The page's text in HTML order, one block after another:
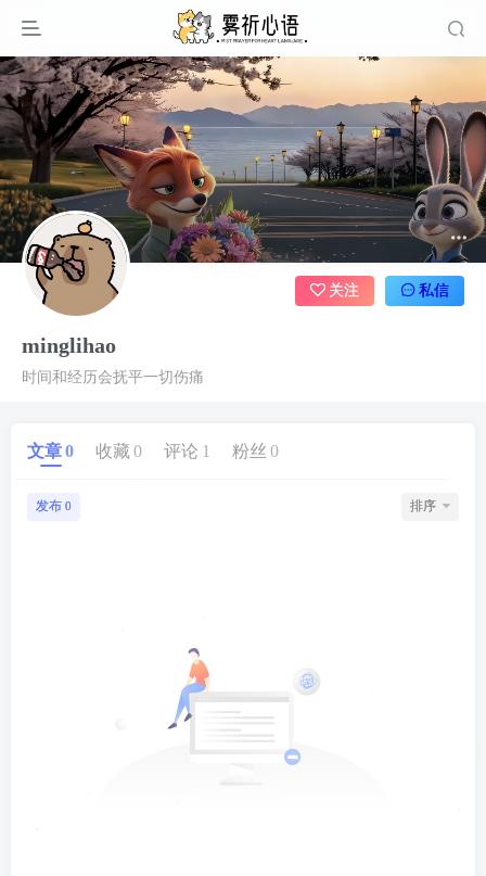
minglihao
时间和经历会抚平一切伤痛
关注 私信
文章0 收藏 0 评论 1 粉丝 0
发布 0 排序